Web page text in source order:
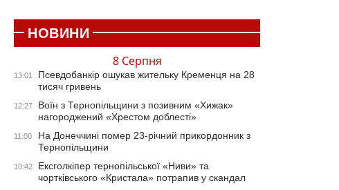
НОВИНИ
8 Серпня
13:01
Псевдобанкір ошукав жительку Кременця на 28
тисяч гривень
12:27
Воїн з Тернопільщини з позивним «Хижак»
нагороджений «Хрестом доблесті»
11:00
На Донеччині помер 23-річний прикордонник з
Тернопільщини
10:42
Ексголкіпер тернопільської «Ниви» та
чортківського «Кристала» потрапив у скандал